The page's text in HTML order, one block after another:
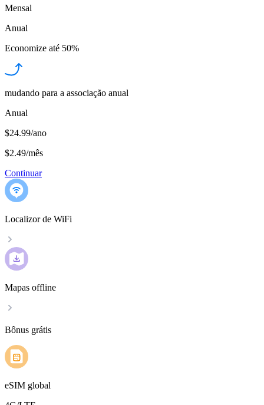
Mensal
Anual
Economize até 50%
mudando para a associação anual
Anual
$24.99/ano
$2.49/mês
Continuar
Localizor de WiFi
Mapas offline
Bônus grátis
eSIM global